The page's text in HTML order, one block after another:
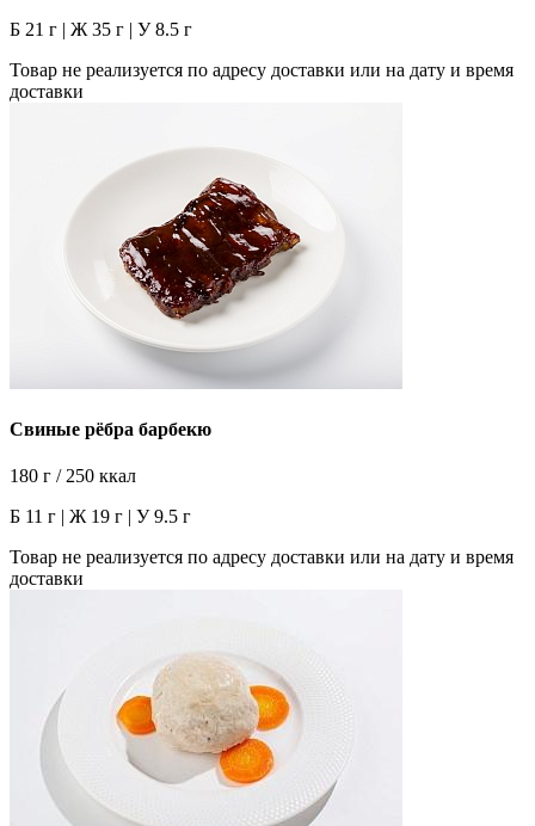
Б 21 г | Ж 35 г | У 8.5 г
Товар не реализуется по адресу доставки или на дату и время
доставки
Свиные рёбра барбекю
180 г / 250 ккал
Б 11 г | Ж 19 г | У 9.5 г
Товар не реализуется по адресу доставки или на дату и время
доставки